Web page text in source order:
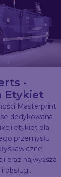
-
Etykiet
Masterprint
dedykowana
etykiet dla
przemysłu.
oraz najwyższa
obsługi.